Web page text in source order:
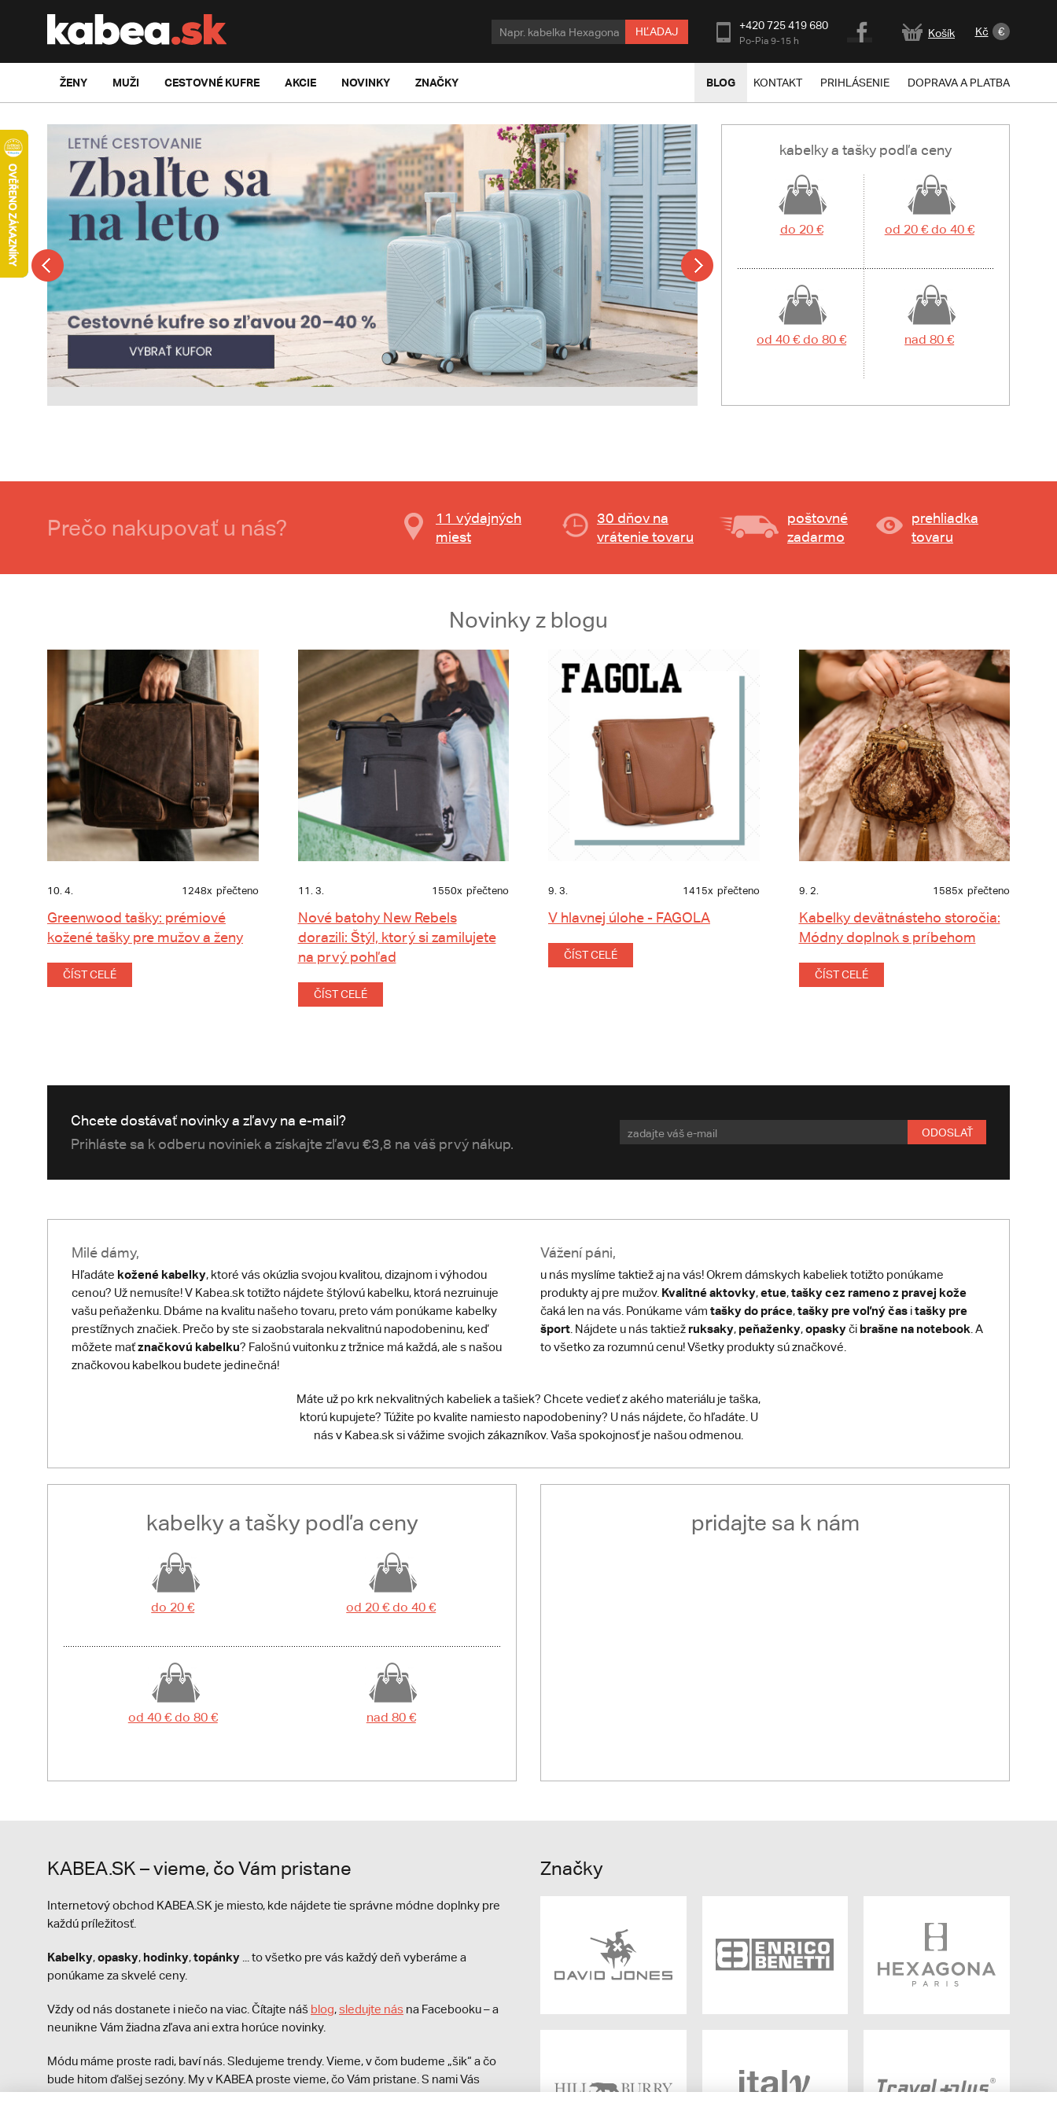
HĽADAJ +420 725 419 680
Po-Pia 9-15 h
Košík Kč €
ŽENY MUŽI CESTOVNÉ KUFRE AKCIE NOVINKY ZNAČKY BLOG KONTAKT PRIHLÁSENIE DOPRAVA A PLATBA
kabelky a tašky podľa ceny
do 20 € od 20 € do 40 €
od 40 € do 80 € nad 80 €
Prečo nakupovať u nás?
11 výdajných
miest
30 dňov na
vrátenie tovaru
poštovné
zadarmo
prehliadka
tovaru
Novinky z blogu
10. 4. 1248x přečteno
Greenwood tašky: prémiové
kožené tašky pre mužov a ženy
ČÍST CELÉ
11. 3. 1550x přečteno
Nové batohy New Rebels
dorazili: Štýl, ktorý si zamilujete
na prvý pohľad
ČÍST CELÉ
9. 3. 1415x přečteno
V hlavnej úlohe - FAGOLA
ČÍST CELÉ
9. 2. 1585x přečteno
Kabelky devätnásteho storočia:
Módny doplnok s príbehom
ČÍST CELÉ
Chcete dostávať novinky a zľavy na e-mail?
Prihláste sa k odberu noviniek a získajte zľavu €3,8 na váš prvý nákup.
ODOSLAŤ
Milé dámy,
Hľadáte kožené kabelky, ktoré vás okúzlia svojou kvalitou, dizajnom i výhodou
cenou? Už nemusíte! V Kabea.sk totižto nájdete štýlovú kabelku, ktorá nezruinuje
vašu peňaženku. Dbáme na kvalitu našeho tovaru, preto vám ponúkame kabelky
prestížnych značiek. Prečo by ste si zaobstarala nekvalitnú napodobeninu, keď
môžete maťznačkovú kabelku? Falošnú vuitonku z tržnice má každá, ale s našou
značkovou kabelkou budete jedinečná!
Vážení páni,
u nás myslíme taktiež aj na vás! Okrem dámskych kabeliek totižto ponúkame
produkty aj pre mužov. Kvalitné aktovky,etue,tašky cez rameno z pravej kože
čaká len na vás. Ponúkame vám tašky do práce,tašky pre voľný čas itašky pre
šport . Nájdete u nás taktiež ruksaky, peňaženky,opaskyči brašne na notebook . A
to všetko za rozumnú cenu! Všetky produkty sú značkové.
Máte už po krk nekvalitných kabeliek a tašiek? Chcete vedieť z akého materiálu je taška,
ktorú kupujete? Túžite po kvalite namiesto napodobeniny? U nás nájdete, čo hľadáte. U
nás v Kabea.sk si vážime svojich zákazníkov. Vaša spokojnosť je našou odmenou.
kabelky a tašky podľa ceny
do 20 € od 20 € do 40 €
od 40 € do 80 € nad 80 €
pridajte sa k nám
KABEA.SK – vieme, čo Vám pristane
Internetový obchod KABEA.SK je miesto, kde nájdete tie správne módne doplnky pre
každú príležitosť.
Kabelky,opasky, hodinky,topánky ... to všetko pre vás každý deň vyberáme a
ponúkame za skvelé ceny.
Vždy od nás dostanete i niečo na viac. Čítajte náš blog,sledujte nás na Facebooku – a
neunikne Vám žiadna zľava ani extra horúce novinky.
Módu máme proste radi, baví nás. Sledujeme trendy. Vieme, v čom budeme „šik“ a čo
bude hitom ďalšej sezóny. My v KABEA proste vieme, čo Vám pristane. S nami Vás
Značky